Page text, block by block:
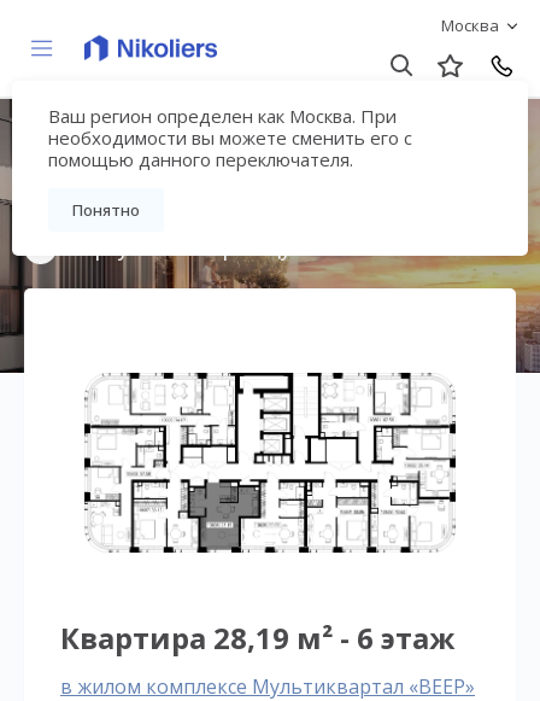
Москва
Ваш регион определен как Москва. При
необходимости вы можете сменить его с
помощью данного переключателя.
Понятно
Мультиквартал
«ВЕЕР»
Квартира 28,19 м² - 6 этаж
в жилом комплексе Мультиквартал «ВЕЕР»